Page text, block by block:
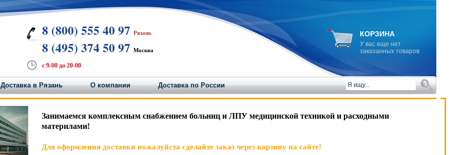
8 (800) 555 40 97 Рязань
8 (495) 374 50 97 Москва
с 9-00 до 20-00
КОРЗИНА
У вас еще нет
заказанных товаров
Доставка в Рязань О компании
Доставка по России
Занимаемся комплексным снабжением больниц и ЛПУ медицинской техникой и расходными
материлами!
Для оформления доставки пожалуйста сделайте заказ через корзину на сайте!